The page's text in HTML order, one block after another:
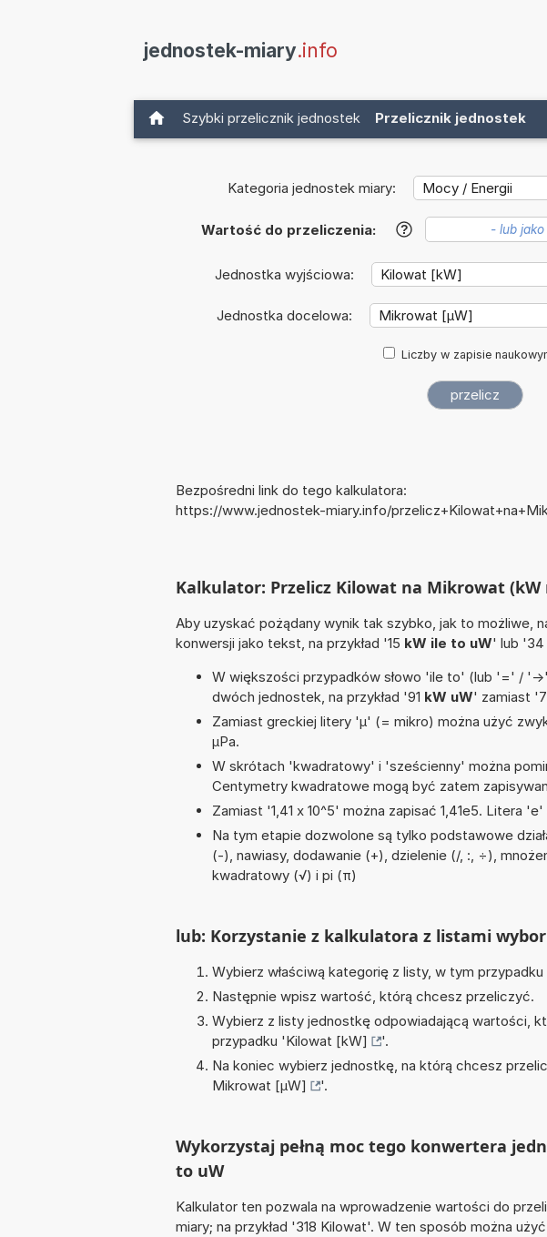
jednostek-miary.info
Szybki przelicznik jednostek Przelicznik jednostek
Kategoria jednostek miary:
Wartość do przeliczenia: ?
Jednostka wyjściowa:
Jednostka docelowa:
Liczby w zapisie
Bezpośredni link do tego kalkulatora:
https://www.jednostek-miary.info/
Kalkulator: Przelicz Kilowat na Mikrowat (kW
Aby uzyskać pożądany wynik tak szybko, jak to możliwe,
konwersji jako tekst, na przykład '15 kW ile to uW' lub '34
W większości przypadków słowo 'ile to' (lub '=' / '-
dwóch jednostek, na przykład '91 kW uW' zamiast
Zamiast greckiej litery 'µ' (= mikro) można użyć
µPa.
W skrótach 'kwadratowy' i 'sześcienny' można
Centymetry kwadratowe mogą być zatem
Zamiast '1,41 x 10^5' można zapisać 1,41e5. Litera
Na tym etapie dozwolone są tylko podstawowe
(-), nawiasy, dodawanie (+), dzielenie (/, :, ÷),
kwadratowy (√) i pi (π)
lub: Korzystanie z kalkulatora z listami
Wybierz właściwą kategorię z listy, w tym przypadku
Następnie wpisz wartość, którą chcesz przeliczyć.
Wybierz z listy jednostkę odpowiadającą wartości,
przypadku 'Kilowat [kW]
'.
Na koniec wybierz jednostkę, na którą chcesz
Mikrowat [µW]
'.
Wykorzystaj pełną moc tego konwertera
to uW
Kalkulator ten pozwala na wprowadzenie wartości do
miary; na przykład '318 Kilowat'. W ten sposób można